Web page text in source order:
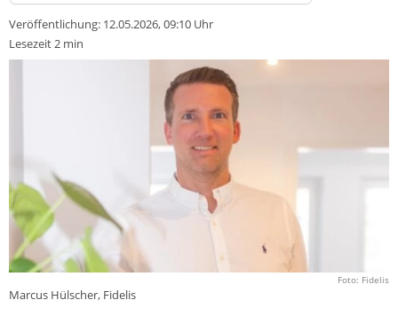
Veröffentlichung: 12.05.2026, 09:10 Uhr
Lesezeit 2 min
Foto: Fidelis
Marcus Hülscher, Fidelis